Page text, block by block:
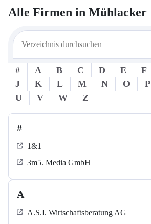
Alle Firmen in Mühlacker
# A B C D E F
J
K L M N O P
U
V W Z
#
1&1
3m5. Media GmbH
A
A.S.I. Wirtschaftsberatung AG